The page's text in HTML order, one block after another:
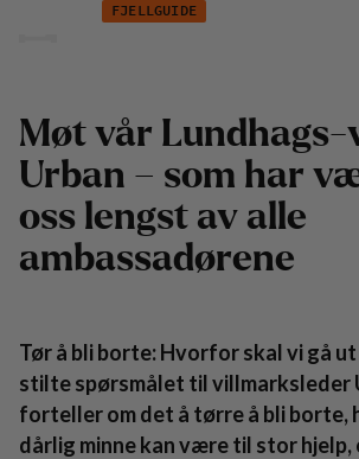
Hopp til innhold
Urban AxelssonFJELLGUIDE
Møt vår Lundhags-
Urban – som har
oss lengst av alle
ambassadørene
Tør å bli borte: Hvorfor skal vi gå
stilte spørsmålet til villmarksleder
forteller om det å tørre å bli borte,
dårlig minne kan være til stor